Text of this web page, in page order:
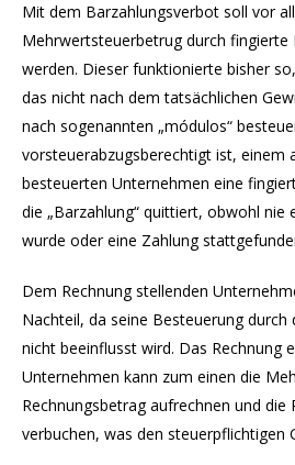
Mit dem Barzahlungsverbot soll vor
Mehrwertsteuerbetrug durch fingierte
werden. Dieser funktionierte bisher
das nicht nach dem tatsächlichen
nach sogenannten „módulos“
vorsteuerabzugsberechtigt ist, einem
besteuerten Unternehmen eine
die „Barzahlung“ quittiert, obwohl nie
wurde oder eine Zahlung
Dem Rechnung stellenden
Nachteil, da seine Besteuerung durch
nicht beeinflusst wird. Das Rechnung
Unternehmen kann zum einen die
Rechnungsbetrag aufrechnen und die
verbuchen, was den steuerpflichtigen